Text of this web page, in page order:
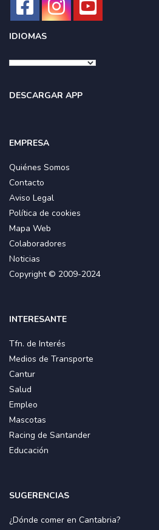
IDIOMAS
DESCARGAR APP
EMPRESA
Quiénes Somos
Contacto
Aviso Legal
Política de cookies
Mapa Web
Colaboradores
Noticias
Copyright © 2009-2024
INTERESANTE
Tfn. de Interés
Medios de Transporte
Cantur
Salud
Empleo
Mascotas
Racing de Santander
Educación
SUGERENCIAS
¿Dónde comer en Cantabria?